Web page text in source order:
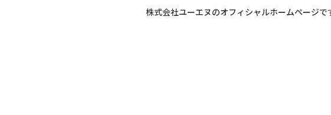
株式会社ユーエヌのオフィシャルホームページ